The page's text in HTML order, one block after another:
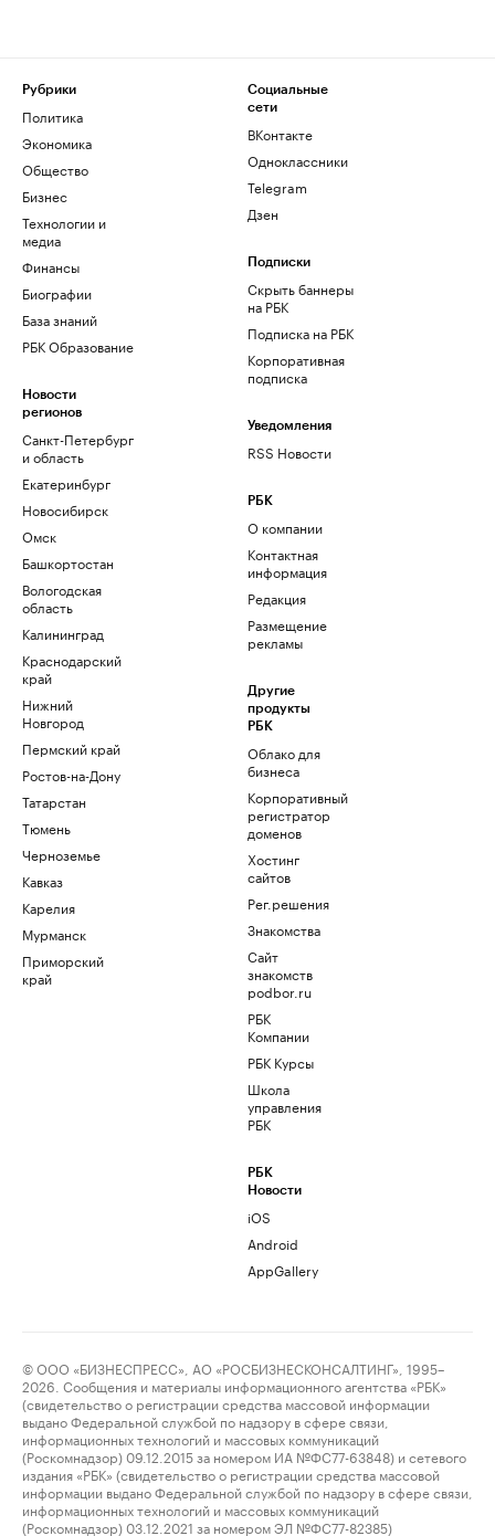
Рубрики
Политика
Экономика
Общество
Бизнес
Технологии и
медиа
Финансы
Биографии
База знаний
РБК Образование
Новости
регионов
Санкт-Петербург
и область
Екатеринбург
Новосибирск
Омск
Башкортостан
Вологодская
область
Калининград
Краснодарский
край
Нижний
Новгород
Пермский край
Ростов-на-Дону
Татарстан
Тюмень
Черноземье
Кавказ
Карелия
Мурманск
Приморский
край
Социальные
сети
ВКонтакте
Одноклассники
Telegram
Дзен
Подписки
Скрыть баннеры
на РБК
Подписка на РБК
Корпоративная
подписка
Уведомления
RSS Новости
РБК
О компании
Контактная
информация
Редакция
Размещение
рекламы
Другие
продукты
РБК
Облако для
бизнеса
Корпоративный
регистратор
доменов
Хостинг
сайтов
Рег.решения
Знакомства
Сайт
знакомств
podbor.ru
РБК
Компании
РБК Курсы
Школа
управления
РБК
РБК
Новости
iOS
Android
AppGallery
© ООО «БИЗНЕСПРЕСС», АО «РОСБИЗНЕСКОНСАЛТИНГ», 1995–
2026. Сообщения и материалы информационного агентства «РБК»
(свидетельство о регистрации средства массовой информации
выдано Федеральной службой по надзору в сфере связи,
информационных технологий и массовых коммуникаций
(Роскомнадзор) 09.12.2015 за номером ИА №ФС77-63848) и сетевого
издания «РБК» (свидетельство о регистрации средства массовой
информации выдано Федеральной службой по надзору в сфере связи,
информационных технологий и массовых коммуникаций
(Роскомнадзор) 03.12.2021 за номером ЭЛ №ФС77-82385)